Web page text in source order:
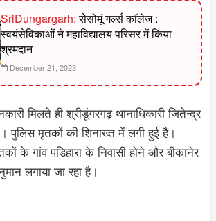
SriDungargarh:सेसोमूं गर्ल्स कॉलेज :
स्वयंसेविकाओं ने महाविद्यालय परिसर में किया
श्रमदान
December 21, 2023
मिलते ही श्रीडूंगरगढ़ थानाधिकारी जितेन्द्र
पुलिस मृतकों की शिनाख्त में लगी हुई है।
के गांव पडिहारा के निवासी होने और बीकानेर
लगाया जा रहा है।